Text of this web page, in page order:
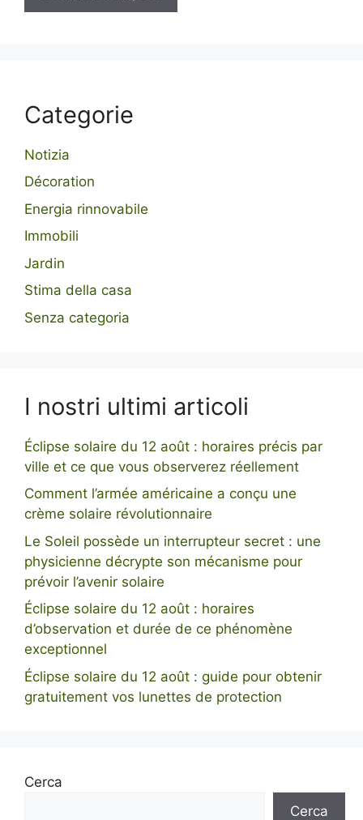
Categorie
Notizia
Décoration
Energia rinnovabile
Immobili
Jardin
Stima della casa
Senza categoria
I nostri ultimi articoli
Éclipse solaire du 12 août : horaires précis par
ville et ce que vous observerez réellement
Comment l’armée américaine a conçu une
crème solaire révolutionnaire
Le Soleil possède un interrupteur secret : une
physicienne décrypte son mécanisme pour
prévoir l’avenir solaire
Éclipse solaire du 12 août : horaires
d’observation et durée de ce phénomène
exceptionnel
Éclipse solaire du 12 août : guide pour obtenir
gratuitement vos lunettes de protection
Cerca
Cerca